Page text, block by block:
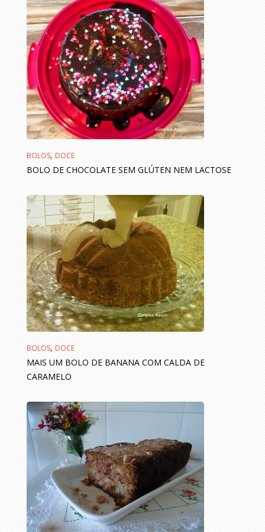
BOLOS, DOCE
BOLO DE CHOCOLATE SEM GLÚTEN NEM LACTOSE
BOLOS, DOCE
MAIS UM BOLO DE BANANA COM CALDA DE
CARAMELO